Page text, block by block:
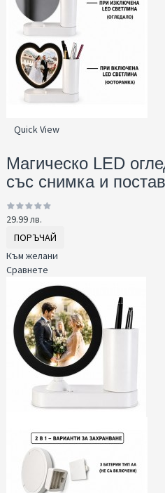
Quick View
Магическо LED
със снимка и
29.99 лв.
ПОРЪЧАЙ
Към желани
Сравнете